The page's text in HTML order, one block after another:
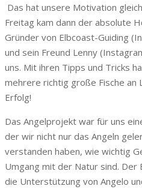
Das hat unsere Motivation
Freitag kam dann der absolute
Gründer von Elbcoast-Guiding
und sein Freund Lenny
uns. Mit ihren Tipps und Tricks
mehrere richtig große Fische an
Erfolg!
Das Angelprojekt war für uns
der wir nicht nur das Angeln
verstanden haben, wie wichtig
Umgang mit der Natur sind. Der
die Unterstützung von Angelo